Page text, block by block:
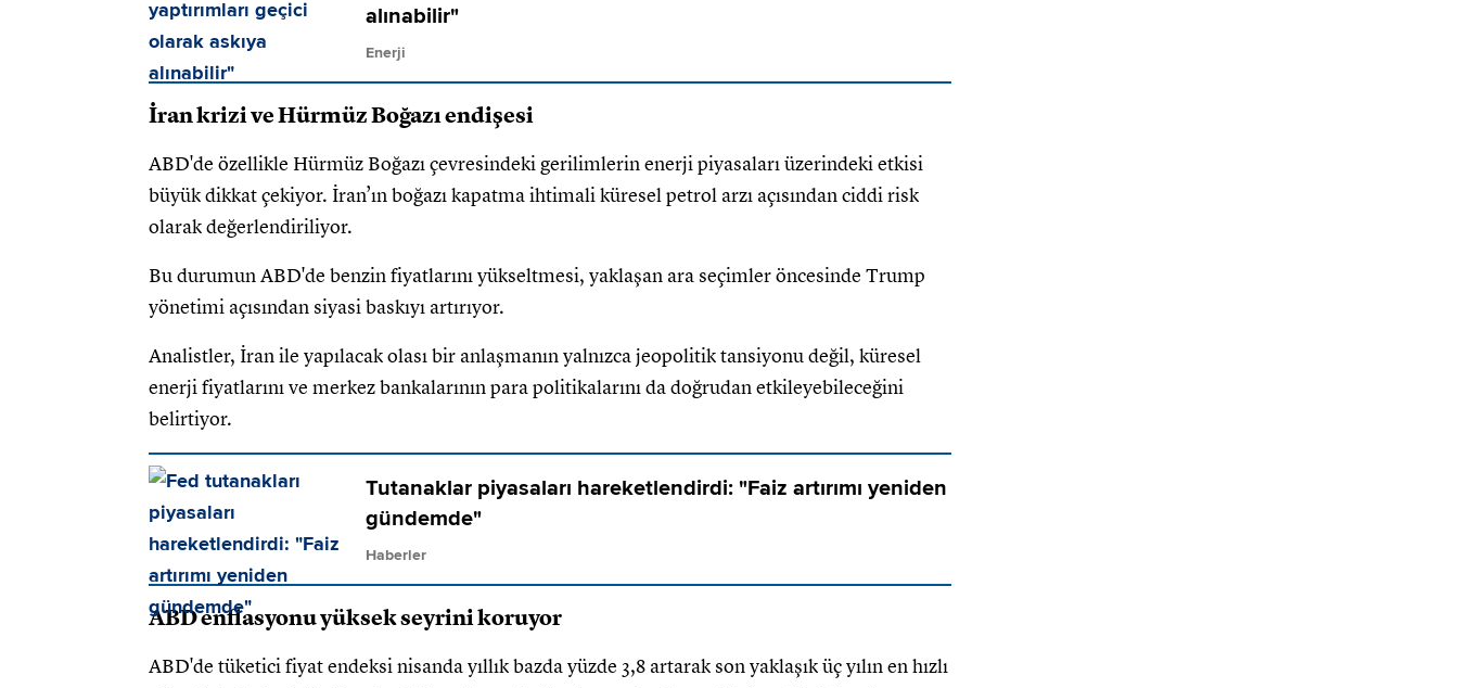
alınabilir"
Enerji
İran krizi ve Hürmüz Boğazı endişesi
ABD'de özellikle Hürmüz Boğazı çevresindeki gerilimlerin enerji piyasaları üzerindeki etkisi
büyük dikkat çekiyor. İran’ın boğazı kapatma ihtimali küresel petrol arzı açısından ciddi risk
olarak değerlendiriliyor.
Bu durumun ABD'de benzin fiyatlarını yükseltmesi, yaklaşan ara seçimler öncesinde Trump
yönetimi açısından siyasi baskıyı artırıyor.
Analistler, İran ile yapılacak olası bir anlaşmanın yalnızca jeopolitik tansiyonu değil, küresel
enerji fiyatlarını ve merkez bankalarının para politikalarını da doğrudan etkileyebileceğini
belirtiyor.
Tutanaklar piyasaları hareketlendirdi: "Faiz artırımı yeniden
gündemde"
Haberler
ABD enflasyonu yüksek seyrini koruyor
ABD'de tüketici fiyat endeksi nisanda yıllık bazda yüzde 3,8 artarak son yaklaşık üç yılın en hızlı